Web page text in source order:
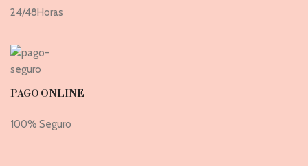
24/48Horas
PAGO ONLINE
100% Seguro